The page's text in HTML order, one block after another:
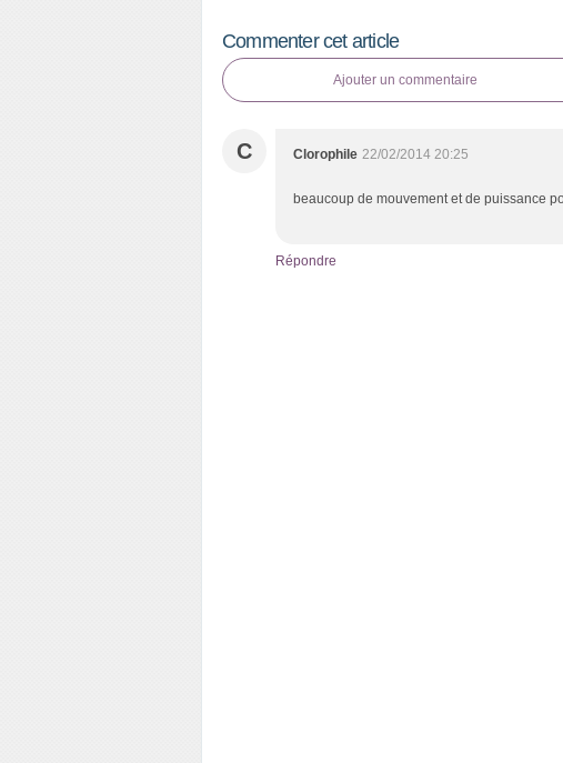
Commenter cet article
Ajouter un commentaire
C Clorophile 22/02/2014 20:25
beaucoup de mouvement et de puissance
Répondre